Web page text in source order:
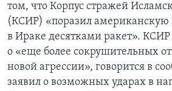
том, что Корпус стражей
(КСИР) «поразил американскую
в Ираке десятками ракет».
о «еще более сокрушительных
новой агрессии», говорится в
заявил о возможных ударах в